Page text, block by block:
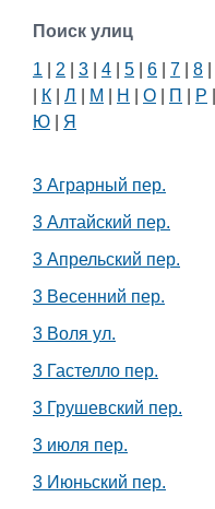
Поиск улиц
1 2 3 4 5 6 7 8
К Л М Н О П Р
Ю
Я
3 Аграрный пер.
3 Алтайский пер.
3 Апрельский пер.
3 Весенний пер.
3 Воля ул.
3 Гастелло пер.
3 Грушевский пер.
3 июля пер.
3 Июньский пер.